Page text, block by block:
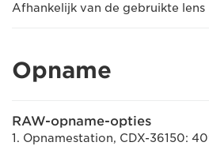
Afhankelijk van de gebruikte lens
Opname
RAW-opname-opties
1. Opnamestation, CDX-36150: